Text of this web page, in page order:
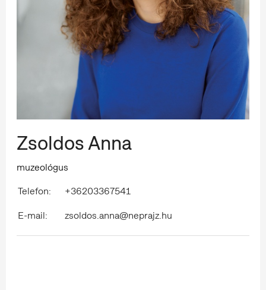
Zsoldos Anna
muzeológus
Telefon:
+36203367541
E-mail:
zsoldos.anna@neprajz.hu